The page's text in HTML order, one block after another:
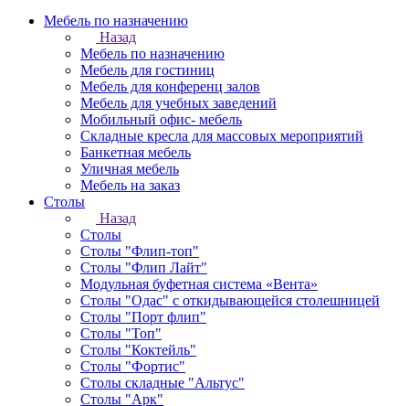
Мебель по назначению
Назад
Мебель по назначению
Мебель для гостиниц
Мебель для конференц залов
Мебель для учебных заведений
Мобильный офис- мебель
Складные кресла для массовых мероприятий
Банкетная мебель
Уличная мебель
Мебель на заказ
Столы
Назад
Столы
Столы "Флип-топ"
Столы "Флип Лайт"
Модульная буфетная система «Вента»
Столы "Одас" с откидывающейся столешницей
Столы "Порт флип"
Столы "Топ"
Столы "Коктейль"
Столы "Фортис"
Столы складные "Альтус"
Столы "Арк"